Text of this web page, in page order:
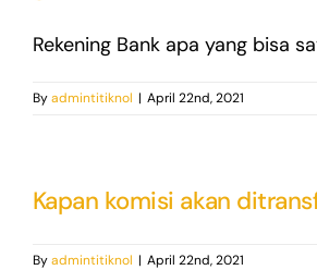
Rekening Bank apa yang bisa
Byadmintitiknol | April 22nd, 2021
Kapan komisi akan
Byadmintitiknol | April 22nd, 2021